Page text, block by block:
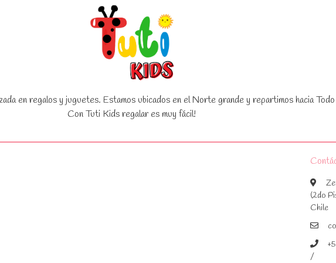
en regalos y juguetes. Estamos ubicados en el Norte grande y repartimos hacia
Con Tuti Kids regalar es muy fácil!
(2do
Chile
/